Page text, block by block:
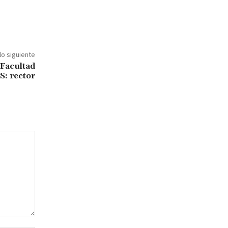
siguiente
rector